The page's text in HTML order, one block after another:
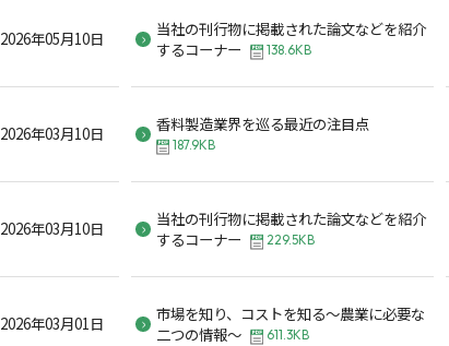
2026年05月10日
当社の刊行物に掲載された論文などを紹介
するコーナー
138.6KB
2026年03月10日 香料製造業界を巡る最近の注目点
187.9KB
2026年03月10日
当社の刊行物に掲載された論文などを紹介
するコーナー
229.5KB
2026年03月01日
市場を知り、コストを知る～農業に必要な
二つの情報～
611.3KB